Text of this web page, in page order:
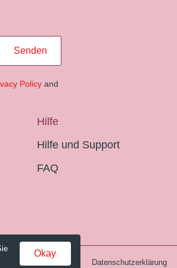
Senden
Policy and
Hilfe
Hilfe und Support
FAQ
Gebühren und AGB Datenschutzerklärung
Okay